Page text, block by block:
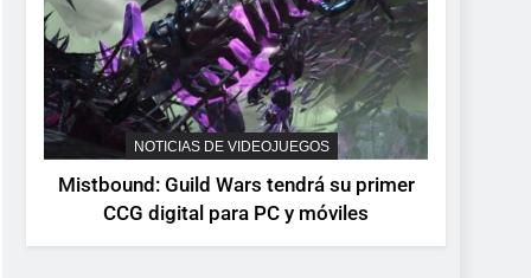
NOTICIAS DE VIDEOJUEGOS
Mistbound: Guild Wars tendrá su primer
CCG digital para PC y móviles